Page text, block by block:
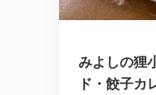
みよしの狸
ド・餃子カ